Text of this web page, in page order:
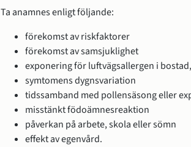
Ta anamnes enligt följande:
förekomst av riskfaktorer
förekomst av samsjuklighet
exponering för luftvägsallergen i
symtomens dygnsvariation
tidssamband med pollensäsong eller
misstänkt födoämnesreaktion
påverkan på arbete, skola eller sömn
effekt av egenvård.